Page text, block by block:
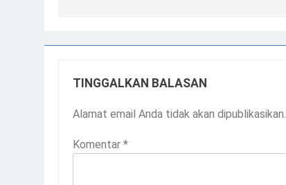
TINGGALKAN BALASAN
Alamat email Anda tidak akan dipublikasikan.
Komentar *